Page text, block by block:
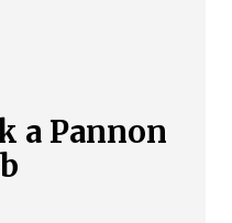
a Pannon